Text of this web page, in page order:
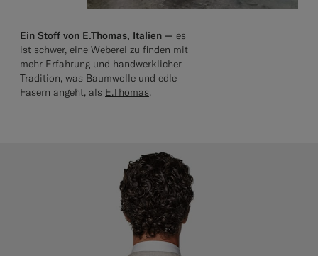
Ein Stoff von E.Thomas, Italien — es
ist schwer, eine Weberei zu finden mit
mehr Erfahrung und handwerklicher
Tradition, was Baumwolle und edle
Fasern angeht, als E.Thomas.